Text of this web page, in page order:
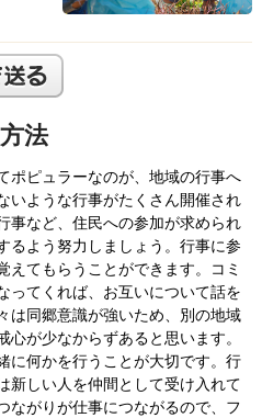
法
ポピュラーなのが、地域の行事へ
いような行事がたくさん開催され
事など、住民への参加が求められ
るよう努力しましょう。行事に参
えてもらうことができます。コミ
ってくれば、お互いについて話を
は同郷意識が強いため、別の地域
が少なからずあると思います。
に何かを行うことが大切です。行
新しい人を仲間として受け入れて
ながりが仕事につながるので、フ